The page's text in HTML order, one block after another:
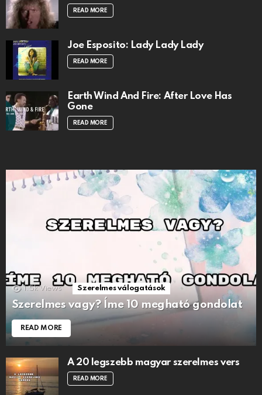
READ MORE
Joe Esposito: Lady Lady Lady
READ MORE
Earth Wind And Fire: After Love Has
Gone
READ MORE
1.5k Views Szerelmes válogatások
Szerelmes vagy? Íme 10 megható gondolat
READ MORE
A 20 legszebb magyar szerelmes vers
READ MORE